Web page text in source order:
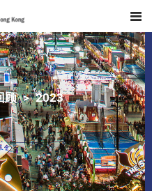
顾 2023